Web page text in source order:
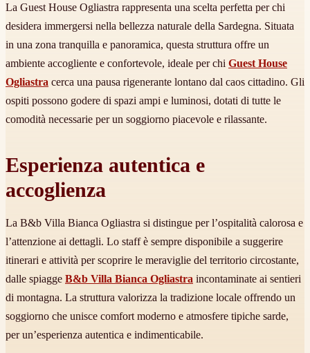
La Guest House Ogliastra rappresenta una scelta perfetta per chi
desidera immergersi nella bellezza naturale della Sardegna. Situata
in una zona tranquilla e panoramica, questa struttura offre un
ambiente accogliente e confortevole, ideale per chi Guest House
Ogliastra cerca una pausa rigenerante lontano dal caos cittadino. Gli
ospiti possono godere di spazi ampi e luminosi, dotati di tutte le
comodità necessarie per un soggiorno piacevole e rilassante.
Esperienza autentica e
accoglienza
La B&b Villa Bianca Ogliastra si distingue per l’ospitalità calorosa e
l’attenzione ai dettagli. Lo staff è sempre disponibile a suggerire
itinerari e attività per scoprire le meraviglie del territorio circostante,
dalle spiagge B&b Villa Bianca Ogliastra incontaminate ai sentieri
di montagna. La struttura valorizza la tradizione locale offrendo un
soggiorno che unisce comfort moderno e atmosfere tipiche sarde,
per un’esperienza autentica e indimenticabile.